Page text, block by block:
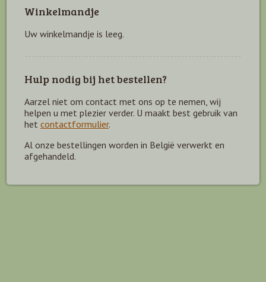
Winkelmandje
Uw winkelmandje is leeg.
Hulp nodig bij het bestellen?
Aarzel niet om contact met ons op te nemen, wij
helpen u met plezier verder. U maakt best gebruik van
het contactformulier.
Al onze bestellingen worden in België verwerkt en
afgehandeld.